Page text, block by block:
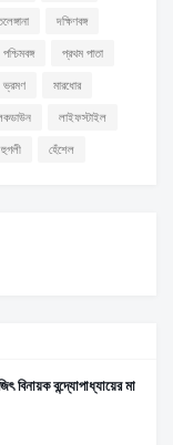
দক্ষিণবঙ্গ
পশ্চিমবঙ্গ
প্রথম পাতা
ভ্রমণ
মারধোর
লাইফস্টাইল
হুগলী হেঁশেল
বন্দ্যোপাধ্যায়ের মা